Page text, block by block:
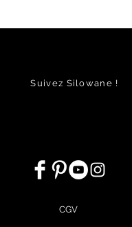
Suivez Silowane !
CGV